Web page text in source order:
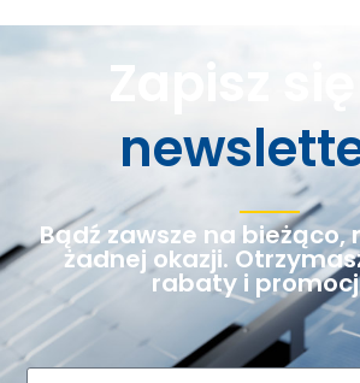
Zapisz się
Bądź zawsze na bieżąco,
żadnej okazji.
rabaty i